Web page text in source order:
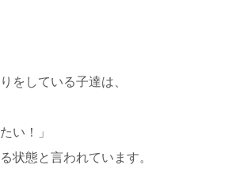
をしている子達は、
い！」
状態と言われています。